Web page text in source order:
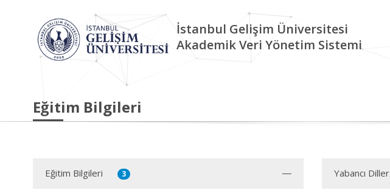
İstanbul Gelişim Üniversitesi
Akademik Veri Yönetim Sistemi
Eğitim Bilgileri
Eğitim Bilgileri 3 Yabancı Diller